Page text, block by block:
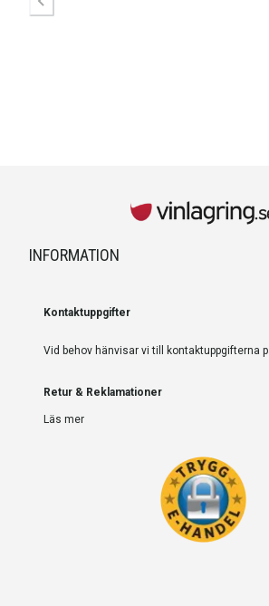
INFORMATION
Kontaktuppgifter
Vid behov hänvisar vi till kontaktuppgifterna
Retur & Reklamationer
Läs mer